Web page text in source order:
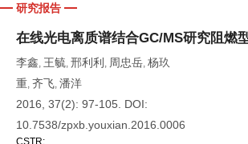
研究报告
在线光电离质谱结合GC/MS研究阻燃
李鑫, 王毓, 邢利利 , 周忠岳, 杨玖
重, 齐飞, 潘洋
2016, 37(2): 97-105.
DOI:
10.7538/zpxb.youxian.2016.0006
CSTR: